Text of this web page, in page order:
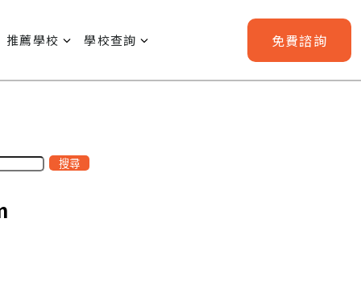
推薦學校 學校查詢 免費諮詢
搜尋